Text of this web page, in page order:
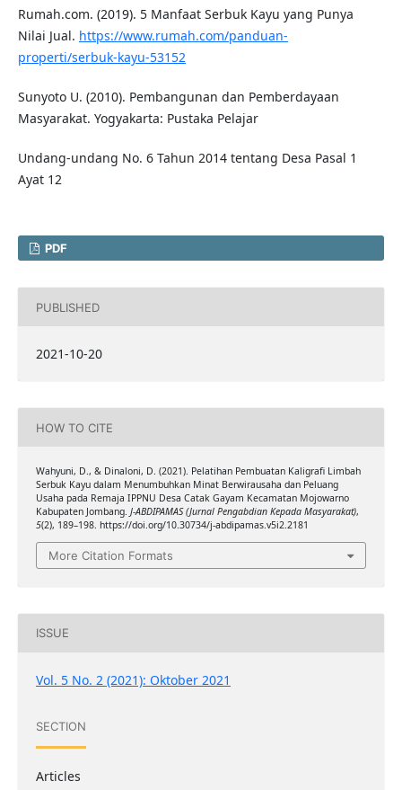
Rumah.com. (2019). 5 Manfaat Serbuk Kayu yang Punya
Nilai Jual. https://www.rumah.com/panduan-
properti/serbuk-kayu-53152
Sunyoto U. (2010). Pembangunan dan Pemberdayaan
Masyarakat. Yogyakarta: Pustaka Pelajar
Undang-undang No. 6 Tahun 2014 tentang Desa Pasal 1
Ayat 12
PDF
PUBLISHED
2021-10-20
HOW TO CITE
Wahyuni, D., & Dinaloni, D. (2021). Pelatihan Pembuatan Kaligrafi Limbah
Serbuk Kayu dalam Menumbuhkan Minat Berwirausaha dan Peluang
Usaha pada Remaja IPPNU Desa Catak Gayam Kecamatan Mojowarno
Kabupaten Jombang. J-ABDIPAMAS (Jurnal Pengabdian Kepada Masyarakat),
5(2), 189–198. https://doi.org/10.30734/j-abdipamas.v5i2.2181
More Citation Formats
ISSUE
Vol. 5 No. 2 (2021): Oktober 2021
SECTION
Articles